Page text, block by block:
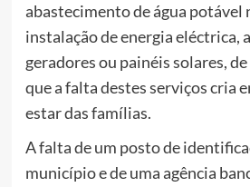
abastecimento de água potável
instalação de energia eléctrica,
geradores ou painéis solares,
que a falta destes serviços cria
estar das famílias.
A falta de um posto de
município e de uma agência